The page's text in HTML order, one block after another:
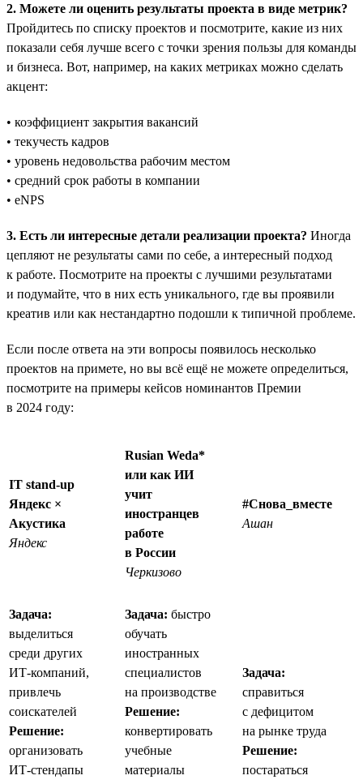
2. Можете ли оценить результаты проекта в виде метрик?
Пройдитесь по списку проектов и посмотрите, какие из них
показали себя лучше всего с точки зрения пользы для команды
и бизнеса. Вот, например, на каких метриках можно сделать
акцент:
• коэффициент закрытия вакансий
• текучесть кадров
• уровень недовольства рабочим местом
• средний срок работы в компании
• eNPS
3. Есть ли интересные детали реализации проекта? Иногда
цепляют не результаты сами по себе, а интересный подход
к работе. Посмотрите на проекты с лучшими результатами
и подумайте, что в них есть уникального, где вы проявили
креатив или как нестандартно подошли к типичной проблеме.
Если после ответа на эти вопросы появилось несколько
проектов на примете, но вы всё ещё не можете определиться,
посмотрите на примеры кейсов номинантов Премии
в 2024 году:
IT stand-up
Яндекс ×
Акустика
Яндекс
Rusian Weda*
или как ИИ
учит
иностранцев
работе
в России
Черкизово
#Снова_вместе
Ашан
Задача:
выделиться
среди других
ИТ-компаний,
привлечь
соискателей
Решение:
организовать
ИТ-стендапы
Задача: быстро
обучать
иностранных
специалистов
на производстве
Решение:
конвертировать
учебные
материалы
Задача:
справиться
с дефицитом
на рынке труда
Решение:
постараться